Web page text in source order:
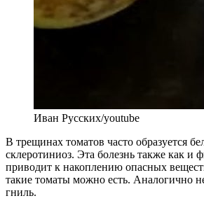
Иван Русских/youtube
В трещинах томатов часто образуется
склеротиниоз. Эта болезнь также как и
приводит к накоплению опасных
такие томаты можно есть. Аналогично
гниль.